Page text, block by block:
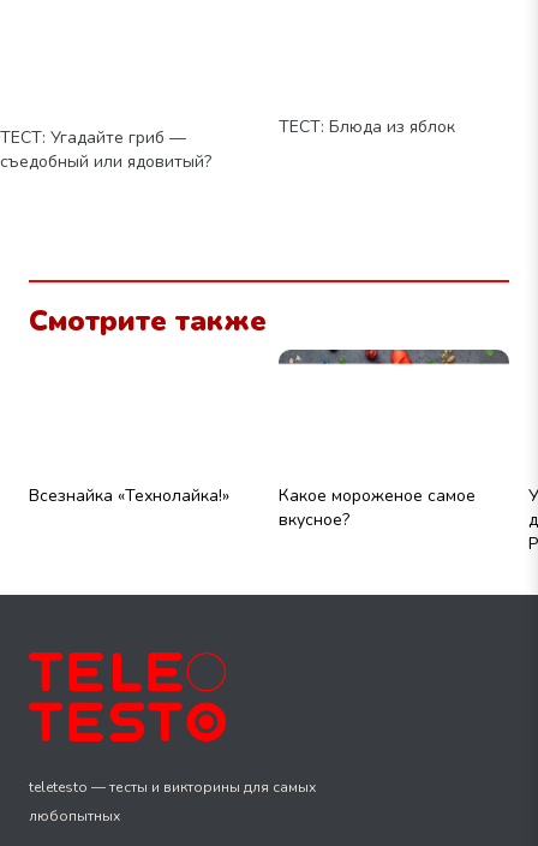
ТЕСТ: Угадайте гриб —
съедобный или ядовитый?
ТЕСТ: Блюда из яблок
Смотрите также
Всезнайка «Технолайка!»
Какое мороженое самое
вкусное?
teletesto — тесты и викторины для самых
любопытных